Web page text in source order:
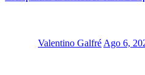
Valentino Galfré Ago 6,